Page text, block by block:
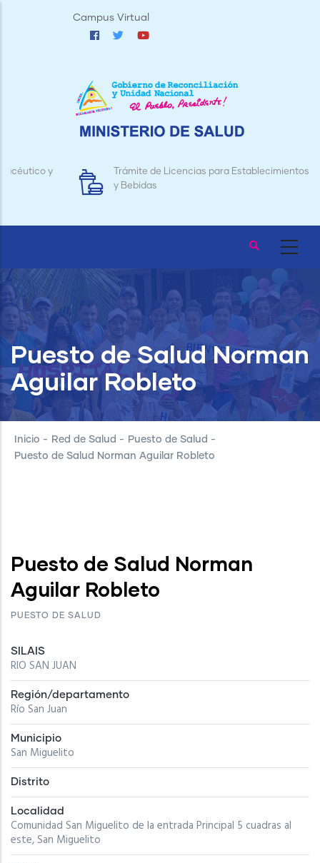
Campus Virtual
Trámite de Licencias para Establecimientos de Alimentos
y Bebidas
Puesto de Salud Norman
Aguilar Robleto
Inicio - Red de Salud - Puesto de Salud -
Puesto de Salud Norman Aguilar Robleto
Puesto de Salud Norman
Aguilar Robleto
PUESTO DE SALUD
SILAIS
RIO SAN JUAN
Región/departamento
Río San Juan
Municipio
San Miguelito
Distrito
Localidad
Comunidad San Miguelito de la entrada Principal 5 cuadras al
este, San Miguelito